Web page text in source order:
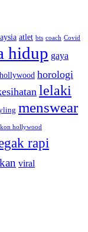
atlet bts coach Covid
hidup gaya
hollywood horologi
lelaki
menswear
hollywood
rapi
viral